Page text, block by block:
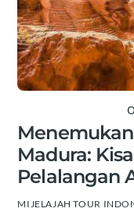
Madura:
Pelalangan
MIJELAJAH TOUR